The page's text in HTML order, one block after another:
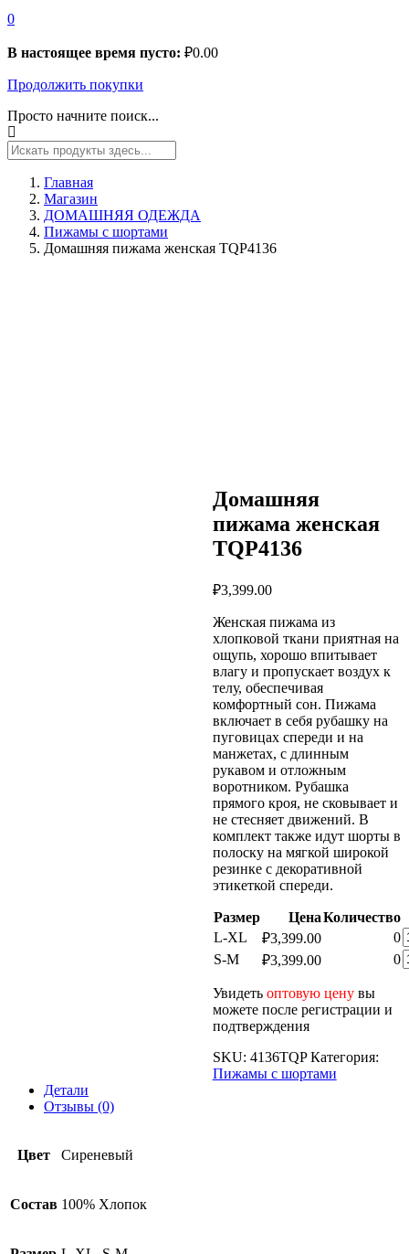
0
В настоящее время пусто: ₽0.00
Продолжить покупки
Просто начните поиск...
Главная
Магазин
ДОМАШНЯЯ ОДЕЖДА
Пижамы с шортами
Домашняя пижама женская TQP4136
Домашняя
пижама женская
TQP4136
₽3,399.00
Женская пижама из
хлопковой ткани приятная на
ощупь, хорошо впитывает
влагу и пропускает воздух к
телу, обеспечивая
комфортный сон. Пижама
включает в себя рубашку на
пуговицах спереди и на
манжетах, с длинным
рукавом и отложным
воротником. Рубашка
прямого кроя, не сковывает и
не стесняет движений. В
комплект также идут шорты в
полоску на мягкой широкой
резинке с декоративной
этикеткой спереди.
Размер ЦенаКоличество
L-XL
₽3,399.00 0
S-M ₽3,399.00 0
Увидеть оптовую ценувы
можете после регистрации и
подтверждения
SKU: 4136TQP Категория:
Пижамы с шортами
Детали
Отзывы (0)
Цвет Сиреневый
Состав 100% Хлопок